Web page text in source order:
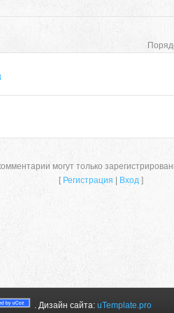
могут только
[ Регистрация | Вход ]
. Дизайн сайта: uTemplate.pro